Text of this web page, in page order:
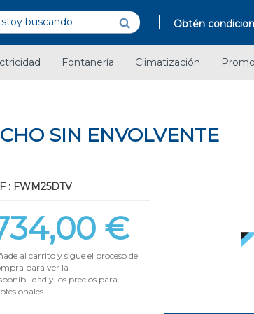
Obtén
Fontanería Climatización
SIN ENVOLVENTE
: FWM25DTV
€
al carrito y sigue el proceso de
para ver la
y los precios para